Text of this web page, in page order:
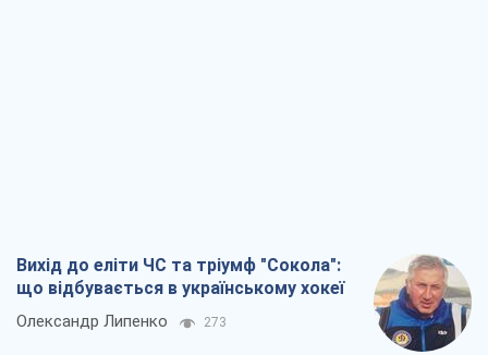
Вихід до еліти ЧС та тріумф "Сокола":
що відбувається в українському хокеї
Олександр Липенко 273